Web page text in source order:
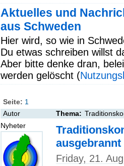
Aktuelles und
aus Schweden
Hier wird, so wie in
Du etwas schreiben willst
Aber bitte denke dran,
werden gelöscht (
Seite: 1
Autor
Thema:
Nyheter
ausgebrannt
Friday, 21.